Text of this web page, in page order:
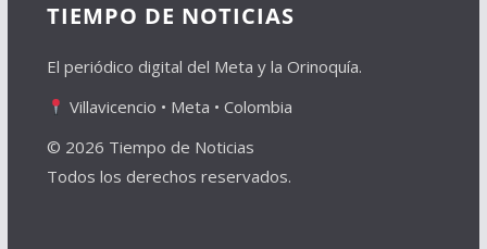
TIEMPO DE NOTICIAS
El periódico digital del Meta y la Orinoquía.
Villavicencio • Meta • Colombia
© 2026 Tiempo de Noticias
Todos los derechos reservados.